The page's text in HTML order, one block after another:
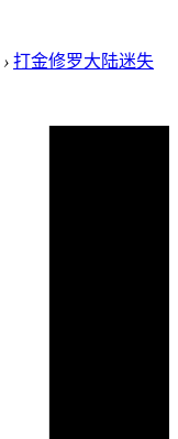
› 打金修罗大陆迷失